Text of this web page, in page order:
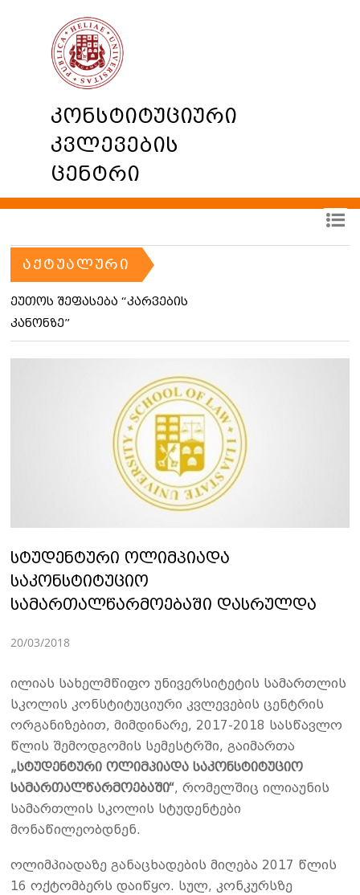
კონსტიტუციური
კვლევების
ცენტრი
ᲐᲥᲢᲣᲐᲚᲣᲠᲘ
ეუთოს შეფასება “კარვების
კანონზე”
სტუდენტური ოლიმპიადა
საკონსტიტუციო
სამართალწარმოებაში დასრულდა
20/03/2018
ილიას სახელმწიფო უნივერსიტეტის სამართლის
სკოლის კონსტიტუციური კვლევების ცენტრის
ორგანიზებით, მიმდინარე, 2017-2018 სასწავლო
წლის შემოდგომის სემესტრში, გაიმართა
„სტუდენტური ოლიმპიადა საკონსტიტუციო
სამართალწარმოებაში“, რომელშიც ილიაუნის
სამართლის სკოლის სტუდენტები
მონაწილეობდნენ.
ოლიმპიადაზე განაცხადების მიღება 2017 წლის
16 ოქტომბერს დაიწყო. სულ, კონკურსზე